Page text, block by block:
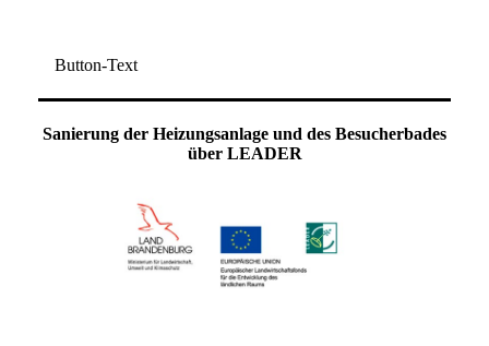
Button-Text
Sanierung der Heizungsanlage und des Besucherbades
über LEADER